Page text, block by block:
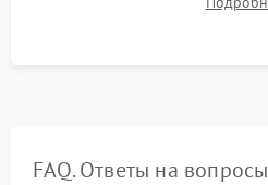
автономности работы и
FAQ. Ответы на вопросы